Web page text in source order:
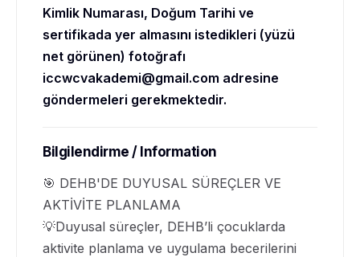
Kimlik Numarası, Doğum Tarihi ve
sertifikada yer almasını istedikleri (yüzü
net görünen) fotoğrafı
iccwcvakademi@gmail.com adresine
göndermeleri gerekmektedir.
Bilgilendirme / Information
🎯 DEHB'DE DUYUSAL SÜREÇLER VE
AKTİVİTE PLANLAMA
💡Duyusal süreçler, DEHB’li çocuklarda
aktivite planlama ve uygulama becerilerini